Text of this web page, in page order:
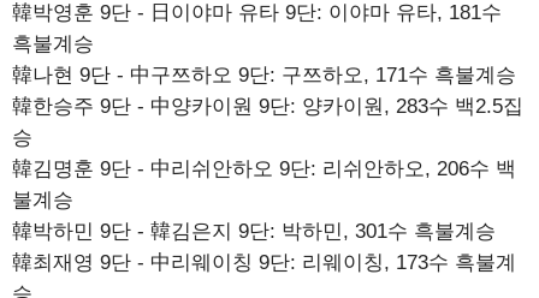
韓박영훈 9단 - 日이야마 유타 9단: 이야마 유타, 181수
흑불계승
韓나현 9단 - 中구쯔하오 9단: 구쯔하오, 171수 흑불계승
韓한승주 9단 - 中양카이원 9단: 양카이원, 283수 백2.5집
승
韓김명훈 9단 - 中리쉬안하오 9단: 리쉬안하오, 206수 백
불계승
韓박하민 9단 - 韓김은지 9단: 박하민, 301수 흑불계승
韓최재영 9단 - 中리웨이칭 9단: 리웨이칭, 173수 흑불계